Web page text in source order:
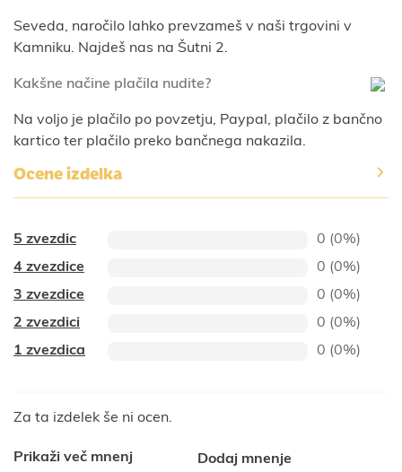
Seveda, naročilo lahko prevzameš v naši trgovini v
Kamniku. Najdeš nas na Šutni 2.
Kakšne načine plačila nudite?
Na voljo je plačilo po povzetju, Paypal, plačilo z bančno
kartico ter plačilo preko bančnega nakazila.
Ocene izdelka
5 zvezdic
0 (0%)
4 zvezdice
0 (0%)
3 zvezdice
0 (0%)
2 zvezdici
0 (0%)
1 zvezdica
0 (0%)
Za ta izdelek še ni ocen.
Prikaži več mnenj Dodaj mnenje